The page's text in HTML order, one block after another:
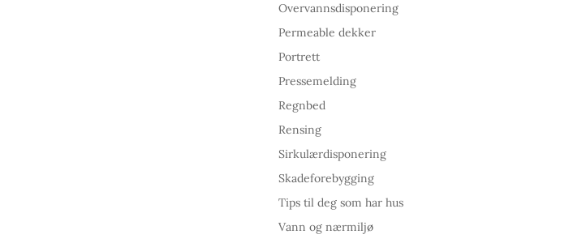
Overvannsdisponering
Permeable dekker
Portrett
Pressemelding
Regnbed
Rensing
Sirkulærdisponering
Skadeforebygging
Tips til deg som har hus
Vann og nærmiljø